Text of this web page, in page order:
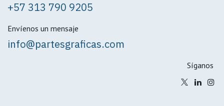
+57 313 790 9205
Envíenos un mensaje
info@partesgraficas.com
Síganos